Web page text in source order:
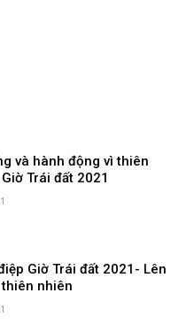
và hành động vì thiên
Trái đất 2021
Giờ Trái đất 2021- Lên
nhiên